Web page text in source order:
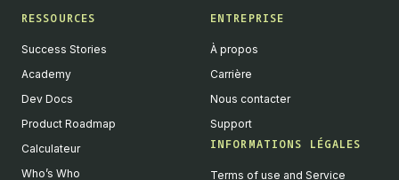
RESSOURCES
Success Stories
Academy
Dev Docs
Product Roadmap
Calculateur
Who’s Who
ENTREPRISE
À propos
Carrière
Nous contacter
Support
INFORMATIONS LÉGALES
Terms of use and Service